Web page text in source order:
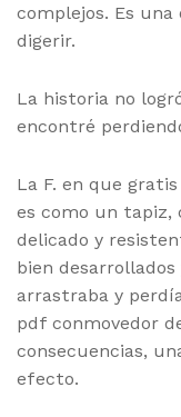
complejos. Es
digerir.
La historia no
encontré
La F. en que
es como un tapiz,
delicado y
bien
arrastraba y
pdf conmovedor
consecuencias,
efecto.